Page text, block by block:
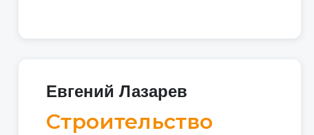
Евгений Лазарев
Строительство